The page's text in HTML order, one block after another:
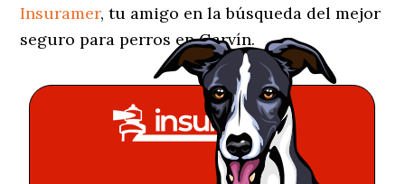
Insuramer, tu amigo en la búsqueda del mejor
seguro para perros en Garvín.